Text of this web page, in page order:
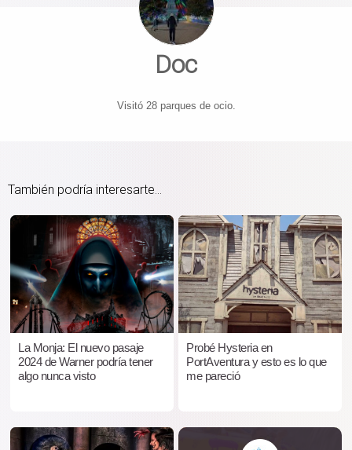
Doc
Visitó 28 parques de ocio.
También podría interesarte...
La Monja: El nuevo pasaje
2024 de Warner podría tener
algo nunca visto
Probé Hysteria en
PortAventura y esto es lo que
me pareció